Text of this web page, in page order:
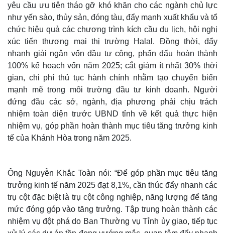
Thế giới
Quan sát
Cuộc sống đó đây
Multimedia
Video
Ảnh
E-Magazine
Infographic
yêu cầu ưu tiên tháo gỡ khó khăn cho các ngành chủ lực
như yến sào, thủy sản, đóng tàu, đẩy mạnh xuất khẩu và tổ
chức hiệu quả các chương trình kích cầu du lịch, hội nghị
xúc tiến thương mại thị trường Halal. Đồng thời, đẩy
nhanh giải ngân vốn đầu tư công, phấn đấu hoàn thành
100% kế hoạch vốn năm 2025; cắt giảm ít nhất 30% thời
gian, chi phí thủ tục hành chính nhằm tạo chuyển biến
mạnh mẽ trong môi trường đầu tư kinh doanh. Người
đứng đầu các sở, ngành, địa phương phải chịu trách
nhiệm toàn diện trước UBND tỉnh về kết quả thực hiện
nhiệm vụ, góp phần hoàn thành mục tiêu tăng trưởng kinh
tế của Khánh Hòa trong năm 2025.
Ông Nguyễn Khắc Toàn nói: “Để góp phần mục tiêu tăng
trưởng kinh tế năm 2025 đạt 8,1%, cần thúc đẩy nhanh các
trụ cột đặc biệt là trụ cột công nghiệp, năng lượng để tăng
mức đóng góp vào tăng trưởng. Tập trung hoàn thành các
nhiệm vụ đột phá do Ban Thường vụ Tỉnh ủy giao, tiếp tục